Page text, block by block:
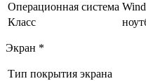
Операционная система
Класс
Экран *
Тип покрытия экрана